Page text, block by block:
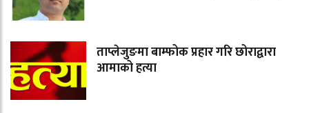
ताप्लेजुङमा बाम्फोक प्रहार गरि छोराद्वारा
आमाको हत्या